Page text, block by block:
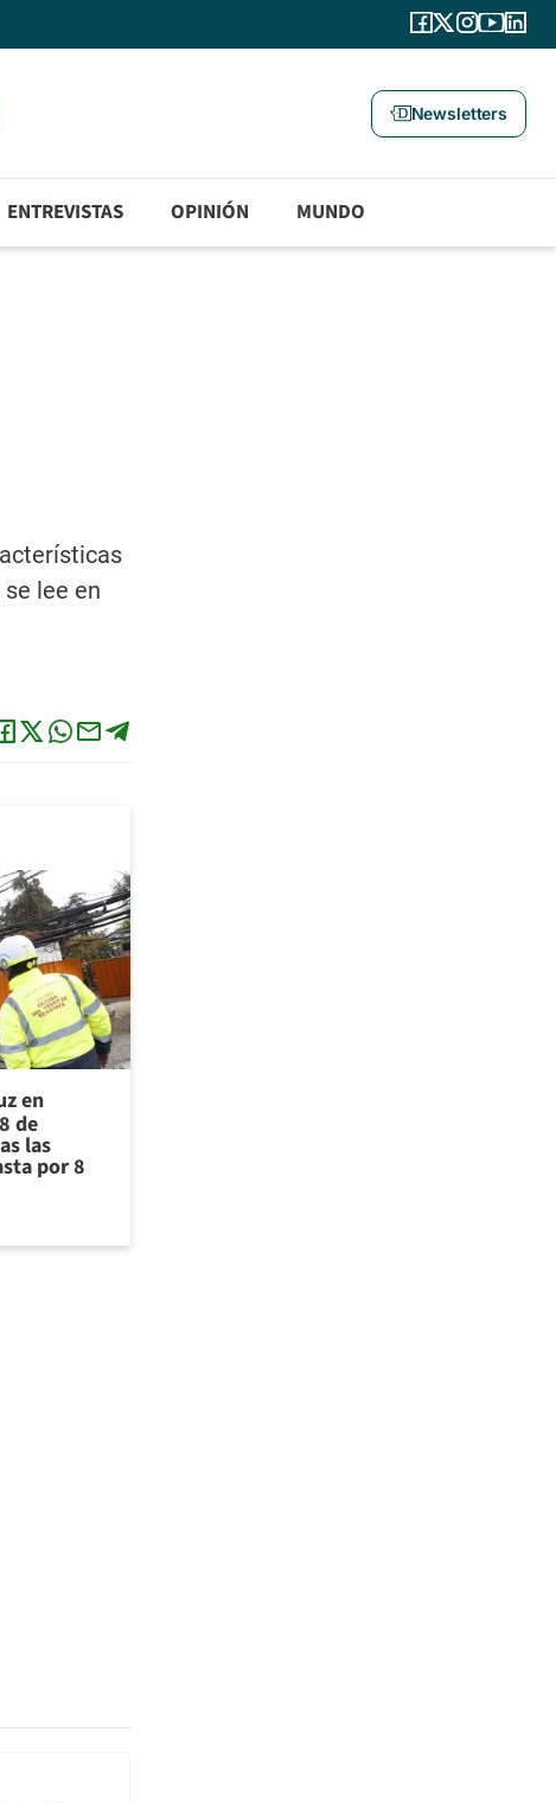
Newsletters
ENTREVISTAS OPINIÓN MUNDO
lee en
en
de
las
por 8